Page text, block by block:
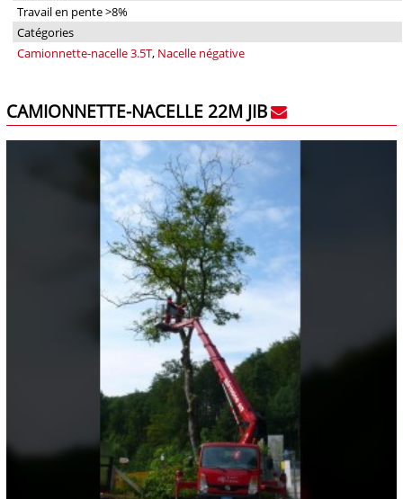
Travail en pente >8%
Catégories
Camionnette-nacelle 3.5T, Nacelle négative
CAMIONNETTE-NACELLE 22M JIB